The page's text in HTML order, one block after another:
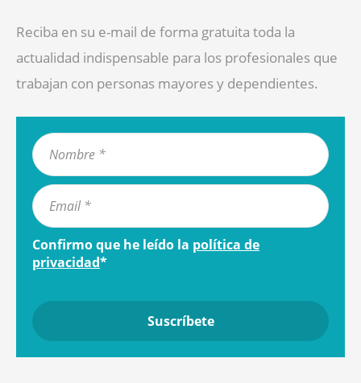
Reciba en su e-mail de forma gratuita toda la
actualidad indispensable para los profesionales que
trabajan con personas mayores y dependientes.
Confirmo que he leído la política de
privacidad*